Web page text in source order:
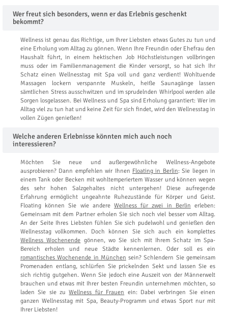
Wer freut sich besonders, wenn er das Erlebnis geschenkt
bekommt?
Wellness ist genau das Richtige, um Ihrer Liebsten etwas Gutes zu tun und
eine Erholung vom Alltag zu gönnen. Wenn Ihre Freundin oder Ehefrau den
Haushalt führt, in einem hektischen Job Höchstleistungen vollbringen
muss oder im Familienmanagement die Kinder versorgt, so hat sich Ihr
Schatz einen Wellnesstag mit Spa voll und ganz verdient! Wohltuende
Massagen lockern verspannte Muskeln, heiße Saunagänge lassen
sämtlichen Stress ausschwitzen und im sprudelnden Whirlpool werden alle
Sorgen losgelassen. Bei Wellness und Spa sind Erholung garantiert: Wer im
Alltag viel zu tun hat und keine Zeit für sich findet, wird den Wellnesstag in
vollen Zügen genießen!
Welche anderen Erlebnisse könnten mich auch noch
interessieren?
Möchten Sie neue und außergewöhnliche Wellness-Angebote
ausprobieren? Dann empfehlen wir Ihnen Floating in Berlin: Sie liegen in
einem Tank oder Becken mit wohltemperiertem Wasser und können wegen
des sehr hohen Salzgehaltes nicht untergehen! Diese aufregende
Erfahrung ermöglicht ungeahnte Ruhezustände für Körper und Geist.
Floating können Sie wie andere Wellness für zwei in Berlin erleben:
Gemeinsam mit dem Partner erholen Sie sich noch viel besser vom Alltag.
An der Seite Ihres Liebsten fühlen Sie sich pudelwohl und genießen den
Wellnesstag vollkommen. Doch können Sie sich auch ein komplettes
Wellness Wochenende gönnen, wo Sie sich mit Ihrem Schatz im Spa-
Bereich erholen und neue Städte kennenlernen. Oder soll es ein
romantisches Wochenende in München sein? Schlendern Sie gemeinsam
Promenaden entlang, schlürfen Sie prickelnden Sekt und lassen Sie es
sich richtig gutgehen. Wenn Sie jedoch eine Auszeit von der Männerwelt
brauchen und etwas mit Ihrer besten Freundin unternehmen möchten, so
laden Sie sie zuWellness für Frauen ein: Dabei verbringen Sie einen
ganzen Wellnesstag mit Spa, Beauty-Programm und etwas Sport nur mit
Ihrer Liebsten!